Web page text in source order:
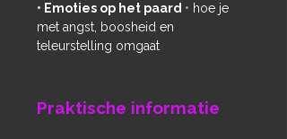
• Emoties op het paard • hoe je
met angst, boosheid en
teleurstelling omgaat
Praktische informatie